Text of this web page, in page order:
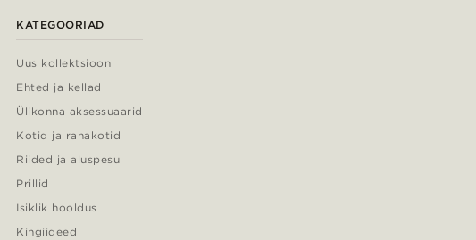
KATEGOORIAD
Uus kollektsioon
Ehted ja kellad
Ülikonna aksessuaarid
Kotid ja rahakotid
Riided ja aluspesu
Prillid
Isiklik hooldus
Kingiideed